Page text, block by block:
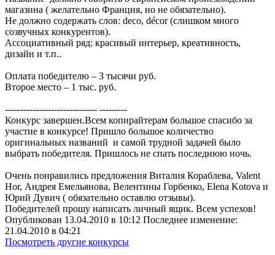
магазина ( желательно Франция, но не обязательно).
Не должно содержать слов: deco, décor (слишком много
созвучных конкурентов).
Ассоциативный ряд: красивый интерьер, креативность,
дизайн и т.п..
Оплата победителю – 3 тысячи руб.
Второе место – 1 тыс. руб.
------------------------------ ---------
Конкурс завершен.Всем копирайтерам большое спасибо за
участие в конкурсе! Пришло большое количество
оригинальных названий и самой трудной задачей было
выбрать победителя. Пришлось не спать последнюю ночь.
Очень понравились предложения Виталия Кораблева, Valent
Hor, Андрея Емельянова, Велентины Горбенко, Elena Kotova и
Юрий Дувич ( обязательно оставлю отзывы).
Победителей прошу написать личный ящик. Всем успехов!
Опубликован 13.04.2010 в 10:12 Последнее изменение:
21.04.2010 в 04:21
Посмотреть другие конкурсы